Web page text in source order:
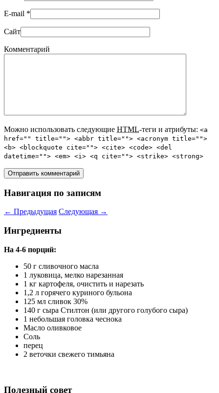
E-mail *
Сайт
Комментарий
Можно использовать следующие HTML-теги и атрибуты: <a
href="" title=""> <abbr title=""> <acronym title="">
<b> <blockquote cite=""> <cite> <code> <del
datetime=""> <em> <i> <q cite=""> <strike> <strong>
Навигация по записям
← Предыдущая Следующая →
Ингредиенты
На 4-6 порций:
50 г сливочного масла
1 луковица, мелко нарезанная
1 кг картофеля, очистить и нарезать
1,2 л горячего куриного бульона
125 мл сливок 30%
140 г сыра Стилтон (или другого голубого сыра)
1 небольшая головка чеснока
Масло оливковое
Соль
перец
2 веточки свежего тимьяна
Полезный совет